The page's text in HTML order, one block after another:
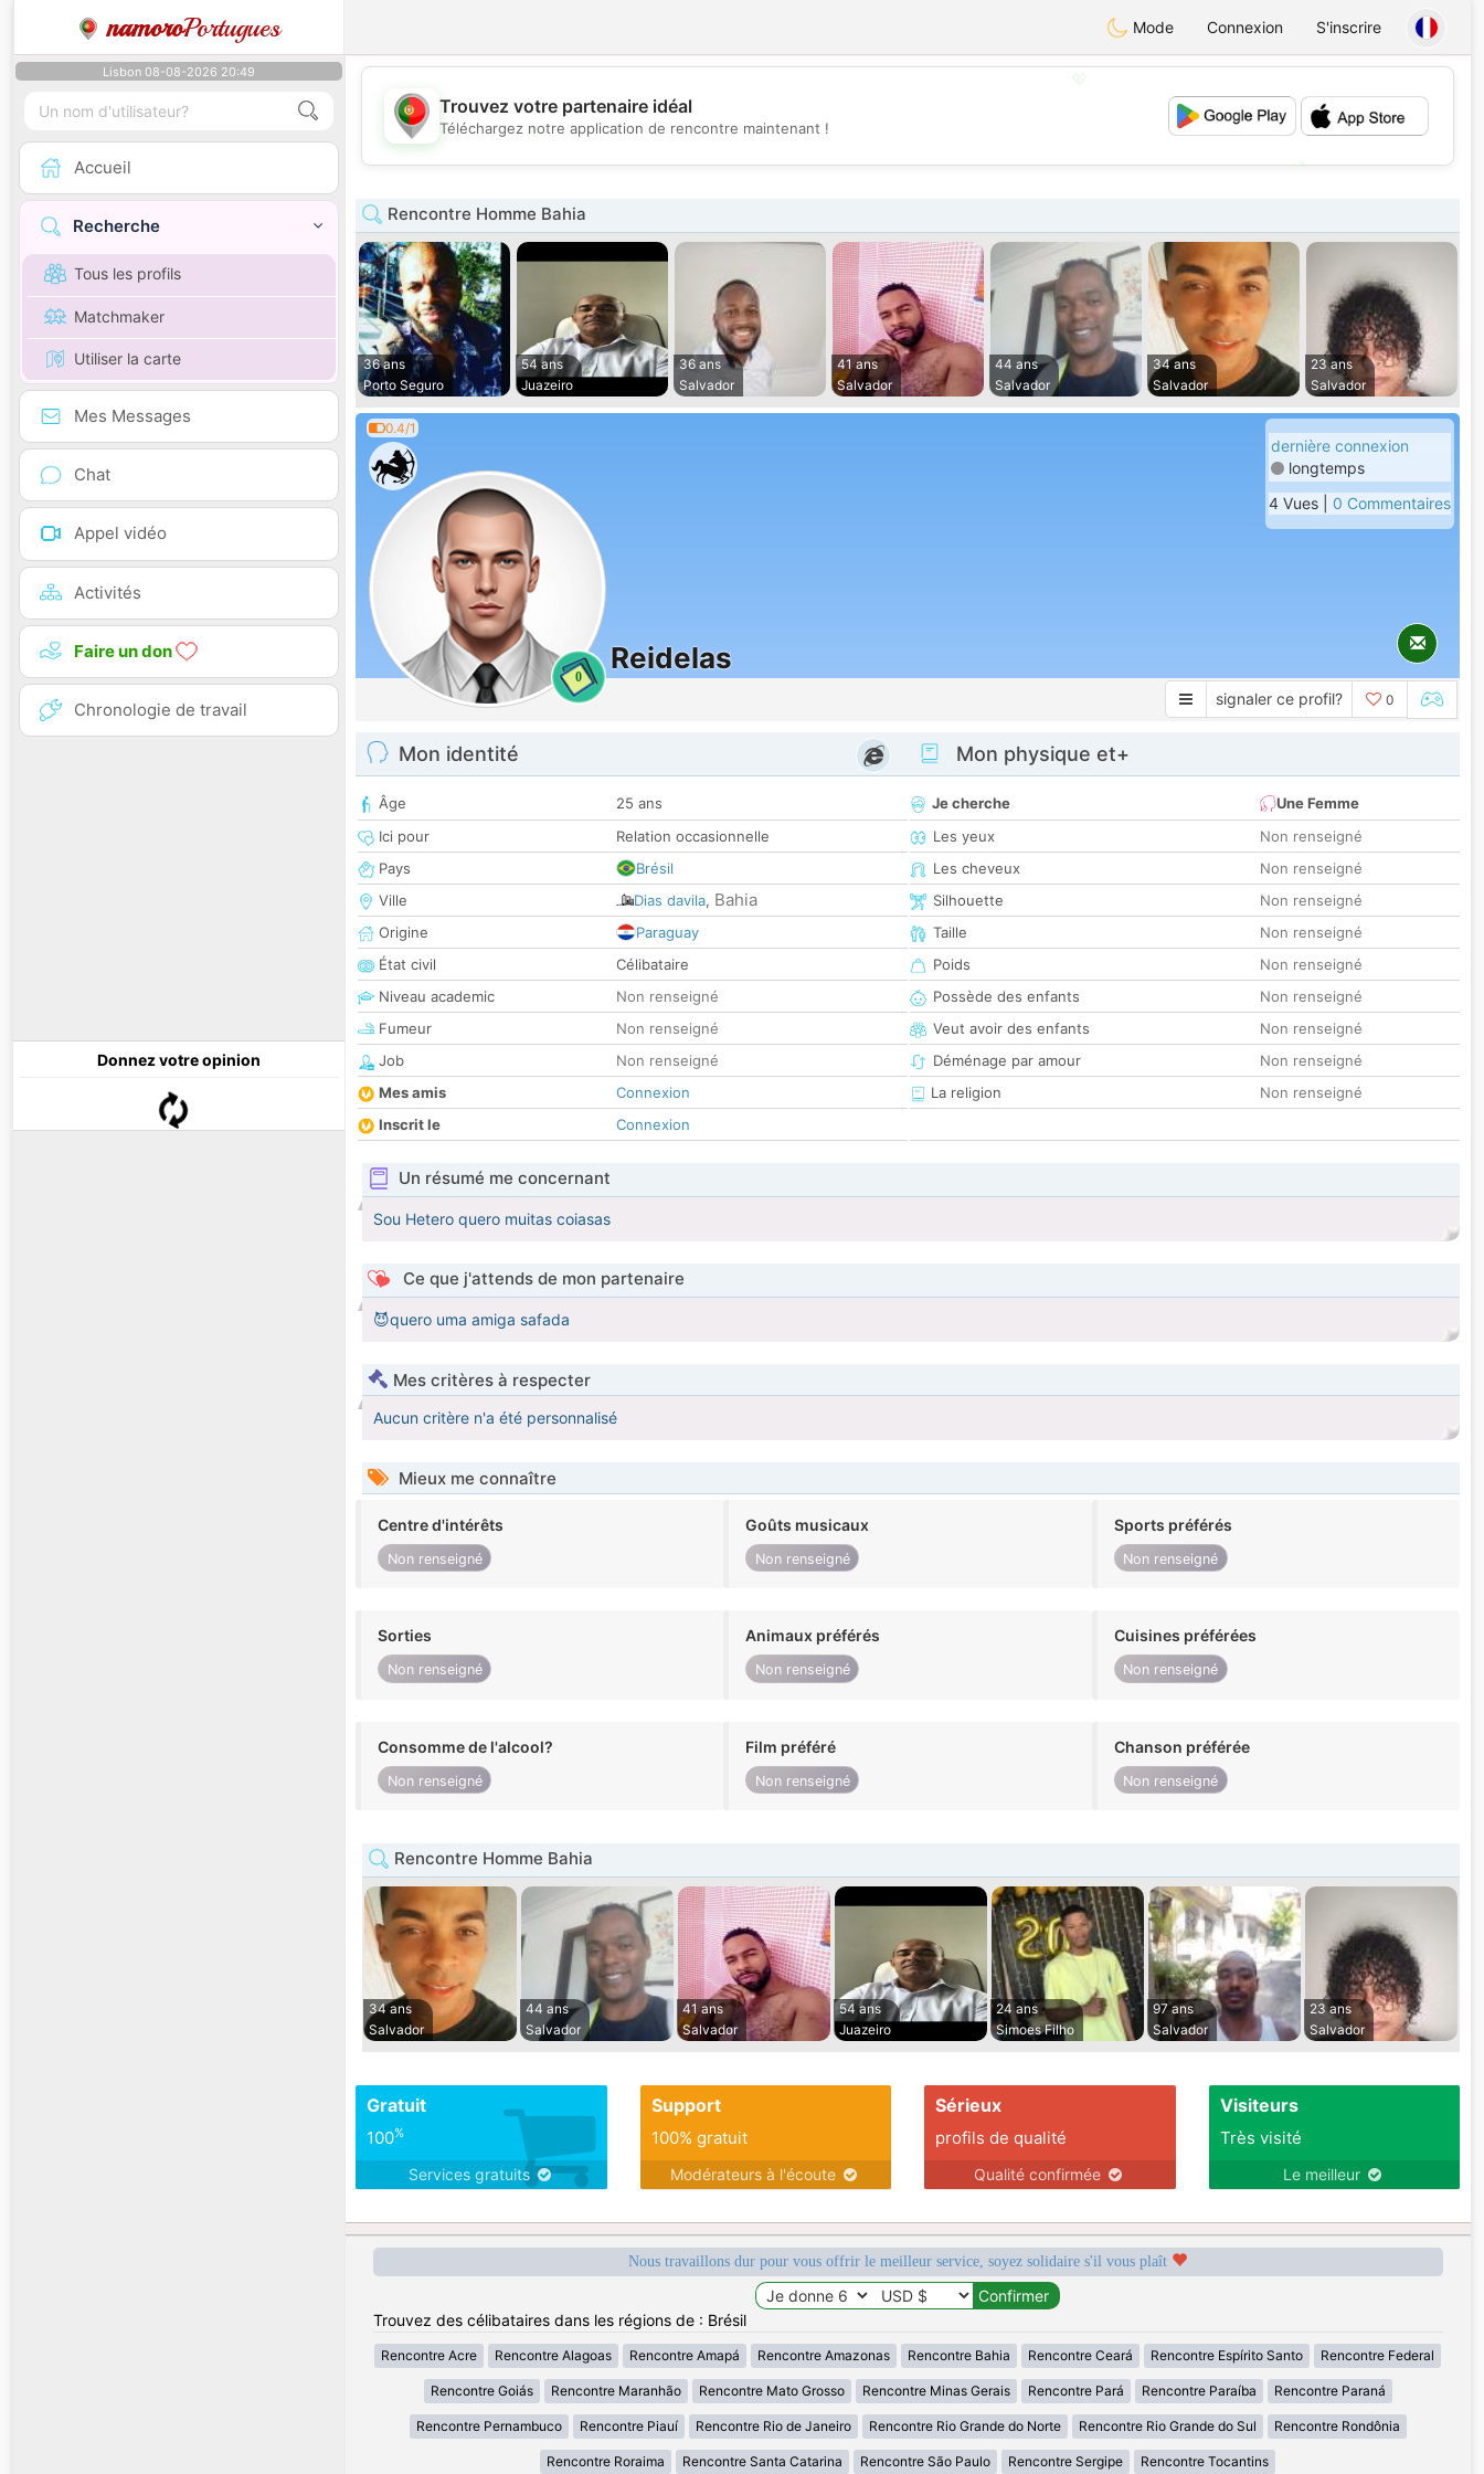
namoroPortugues Mode Connexion S'inscrire
Lisbon 08-08-2026 20:49
Accueil
Recherche
Tous les profils
Matchmaker
Utiliser la carte
Mes Messages
Chat
Appel vidéo
Activités
Faire un don
Chronologie de travail
Donnez votre opinion
💕
Trouvez votre partenaire idéal
Téléchargez notre application de rencontre maintenant !
Rencontre Homme Bahia
36 ans
Porto Seguro
54 ans
Juazeiro
36 ans
Salvador
41 ans
Salvador
44 ans
Salvador
34 ans
Salvador
23 ans
Salvador
0.4/1
0
Reidelas
dernière connexion
longtemps
4 Vues | 0 Commentaires
signaler ce profil? 0
Mon identité
Âge
25 ans
Ici pour
Relation occasionnelle
Pays
Brésil
Ville
Dias davila, Bahia
Origine
Paraguay
État civil
Célibataire
Niveau academic
Non renseigné
Fumeur
Non renseigné
Job
Non renseigné
Mes amis
Connexion
Inscrit le
Connexion
Mon physique et+
Je cherche
Une Femme
Les yeux
Non renseigné
Les cheveux
Non renseigné
Silhouette
Non renseigné
Taille
Non renseigné
Poids
Non renseigné
Possède des enfants
Non renseigné
Veut avoir des enfants
Non renseigné
Déménage par amour
Non renseigné
La religion
Non renseigné
Un résumé me concernant
Sou Hetero quero muitas coiasas
Ce que j'attends de mon partenaire
😈quero uma amiga safada
Mes critères à respecter
Aucun critère n'a été personnalisé
Mieux me connaître
Centre d'intérêts
Non renseigné
Goûts musicaux
Non renseigné
Sports préférés
Non renseigné
Sorties
Non renseigné
Animaux préférés
Non renseigné
Cuisines préférées
Non renseigné
Consomme de l'alcool?
Non renseigné
Film préféré
Non renseigné
Chanson préférée
Non renseigné
Rencontre Homme Bahia
34 ans
Salvador
44 ans
Salvador
41 ans
Salvador
54 ans
Juazeiro
24 ans
Simoes Filho
97 ans
Salvador
23 ans
Salvador
Gratuit
100%
Services gratuits
Support
100% gratuit
Modérateurs à l'écoute
Sérieux
profils de qualité
Qualité confirmée
Visiteurs
Très visité
Le meilleur
Nous travaillons dur pour vous offrir le meilleur service, soyez solidaire s'il vous plaît
Trouvez des célibataires dans les régions de : Brésil
Rencontre Acre Rencontre Alagoas Rencontre Amapá Rencontre Amazonas Rencontre Bahia Rencontre Ceará Rencontre Espírito Santo Rencontre Federal
Rencontre Goiás Rencontre Maranhão Rencontre Mato Grosso Rencontre Minas Gerais Rencontre Pará Rencontre Paraíba Rencontre Paraná
Rencontre Pernambuco Rencontre Piauí Rencontre Rio de Janeiro Rencontre Rio Grande do Norte Rencontre Rio Grande do Sul Rencontre Rondônia
Rencontre Roraima Rencontre Santa Catarina Rencontre São Paulo Rencontre Sergipe Rencontre Tocantins